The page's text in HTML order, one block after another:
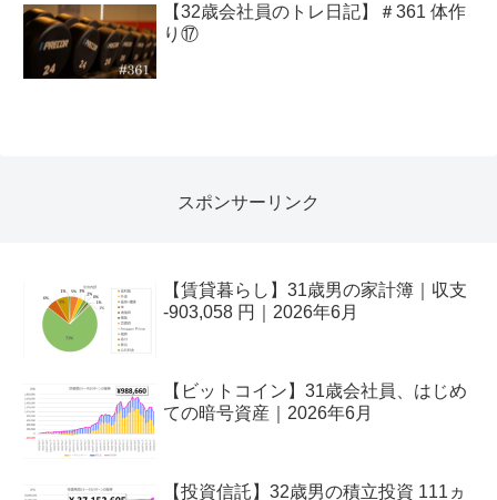
【32歳会社員のトレ日記】＃361 体作
り⑰
スポンサーリンク
【賃貸暮らし】31歳男の家計簿｜収支
-903,058 円｜2026年6月
【ビットコイン】31歳会社員、はじめ
ての暗号資産｜2026年6月
【投資信託】32歳男の積立投資 111ヵ